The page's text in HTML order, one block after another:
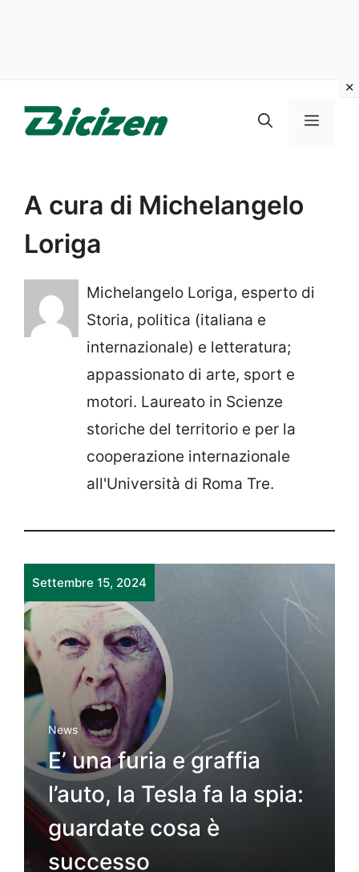
Menu
A cura di Michelangelo
Loriga
Michelangelo Loriga, esperto di
Storia, politica (italiana e
internazionale) e letteratura;
appassionato di arte, sport e
motori. Laureato in Scienze
storiche del territorio e per la
cooperazione internazionale
all'Università di Roma Tre.
Settembre 15, 2024
News
E’ una furia e graffia
l’auto, la Tesla fa la spia:
guardate cosa è
successo